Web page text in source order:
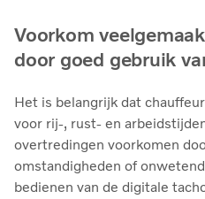
Voorkom
door goed gebruik
Het is belangrijk dat
voor rij-, rust- en
overtredingen voorkomen
omstandigheden of
bedienen van de digitale